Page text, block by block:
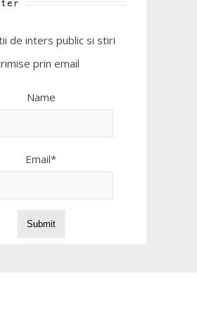
de inters public si stiri
prin email
Name
Email*